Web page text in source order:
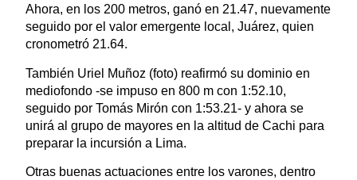
Ahora, en los 200 metros, ganó en 21.47, nuevamente
seguido por el valor emergente local, Juárez, quien
cronometró 21.64.
También Uriel Muñoz (foto) reafirmó su dominio en
mediofondo -se impuso en 800 m con 1:52.10,
seguido por Tomás Mirón con 1:53.21- y ahora se
unirá al grupo de mayores en la altitud de Cachi para
preparar la incursión a Lima.
Otras buenas actuaciones entre los varones, dentro